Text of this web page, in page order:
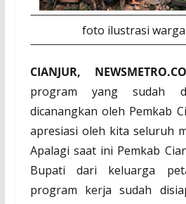
foto ilustrasi
CIANJUR,
program yang sudah
dicanangkan oleh Pemkab
apresiasi oleh kita seluruh
Apalagi saat ini Pemkab
Bupati dari keluarga
program kerja sudah